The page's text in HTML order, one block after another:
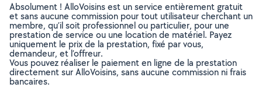
Absolument ! AlloVoisins est un service entièrement gratuit
et sans aucune commission pour tout utilisateur cherchant un
membre, qu’il soit professionnel ou particulier, pour une
prestation de service ou une location de matériel. Payez
uniquement le prix de la prestation, fixé par vous,
demandeur, et l’offreur.
Vous pouvez réaliser le paiement en ligne de la prestation
directement sur AlloVoisins, sans aucune commission ni frais
bancaires.